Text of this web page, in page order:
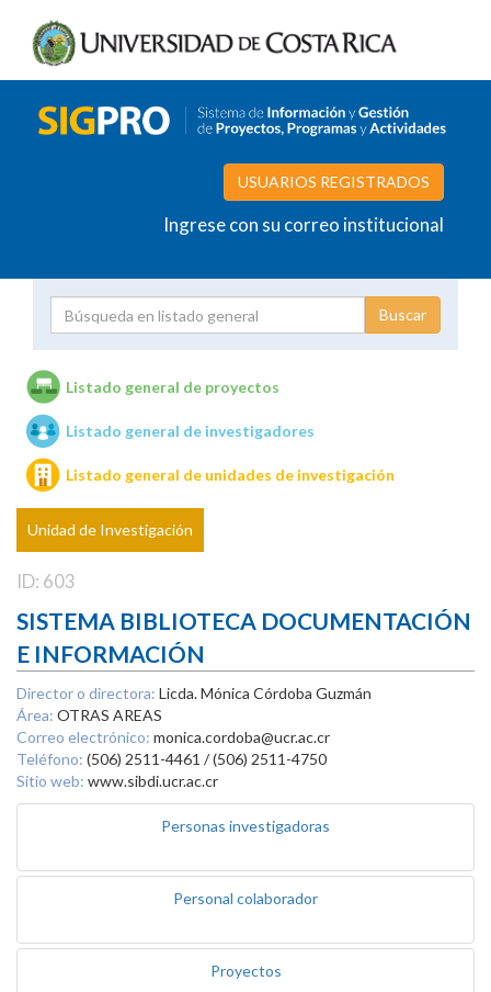
USUARIOS REGISTRADOS
Ingrese con su correo institucional
Unidades de investigación
Listado general de proyectos
Listado general de investigadores
Listado general de unidades de investigación
Unidad de Investigación
ID: 603
SISTEMA BIBLIOTECA DOCUMENTACIÓN
E INFORMACIÓN
Director o directora: Licda. Mónica Córdoba Guzmán
Área: OTRAS AREAS
Correo electrónico: monica.cordoba@ucr.ac.cr
Teléfono: (506) 2511-4461 / (506) 2511-4750
Sitio web: www.sibdi.ucr.ac.cr
Personas investigadoras
Personal colaborador
Proyectos